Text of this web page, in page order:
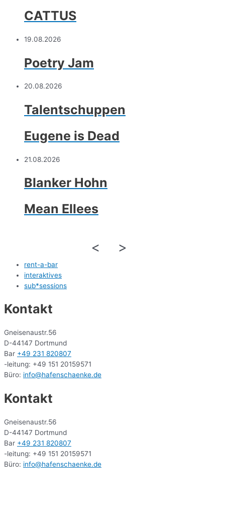
CATTUS
19.08.2026
Poetry Jam
20.08.2026
Talentschuppen
Eugene is Dead
21.08.2026
Blanker Hohn
Mean Ellees
< >
rent-a-bar
interaktives
sub*sessions
Kontakt
Gneisenaustr.56
D-44147 Dortmund
Bar +49 231 820807
-leitung: +49 151 20159571
Büro: info@hafenschaenke.de
Kontakt
Gneisenaustr.56
D-44147 Dortmund
Bar +49 231 820807
-leitung: +49 151 20159571
Büro: info@hafenschaenke.de